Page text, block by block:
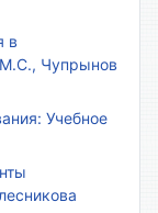
в
Чупрынов
Учебное